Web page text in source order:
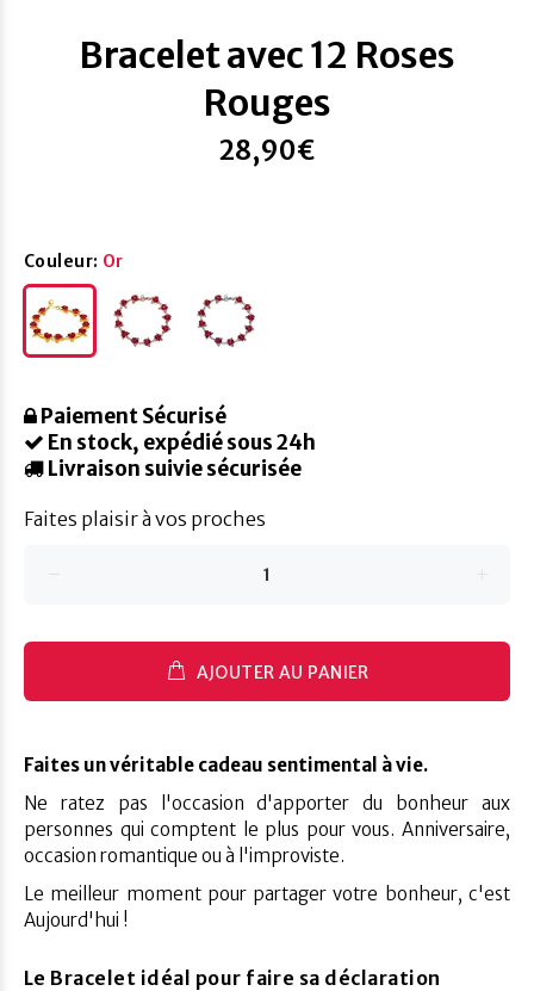
Bracelet avec 12 Roses
Rouges
28,90€
Couleur: Or
Paiement Sécurisé
En stock, expédié sous 24h
Livraison suivie sécurisée
Faites plaisir à vos proches
AJOUTER AU PANIER
Faites un véritable cadeau sentimental à vie.
Ne ratez pas l'occasion d'apporter du bonheur aux
personnes qui comptent le plus pour vous. Anniversaire,
occasion romantique ou à l'improviste.
Le meilleur moment pour partager votre bonheur, c'est
Aujourd'hui !
Le Bracelet idéal pour faire sa déclaration